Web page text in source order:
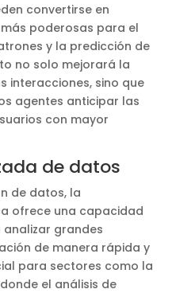
convertirse en
poderosas para el
y la predicción de
no solo mejorará la
interacciones, sino que
agentes anticipar las
con mayor
de datos
de datos, la
ofrece una capacidad
grandes
de manera rápida y
para sectores como la
el análisis de